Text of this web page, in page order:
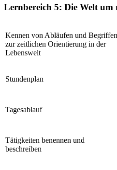
Lernbereich 5: Die Welt um
Kennen von Abläufen und Begriffen
zur zeitlichen Orientierung in der
Lebenswelt
Stundenplan
Tagesablauf
Tätigkeiten benennen und
beschreiben